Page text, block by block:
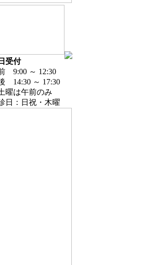
受付
9:00 ～ 12:30
14:30 ～ 17:30
曜は午前のみ
日：日祝・木曜